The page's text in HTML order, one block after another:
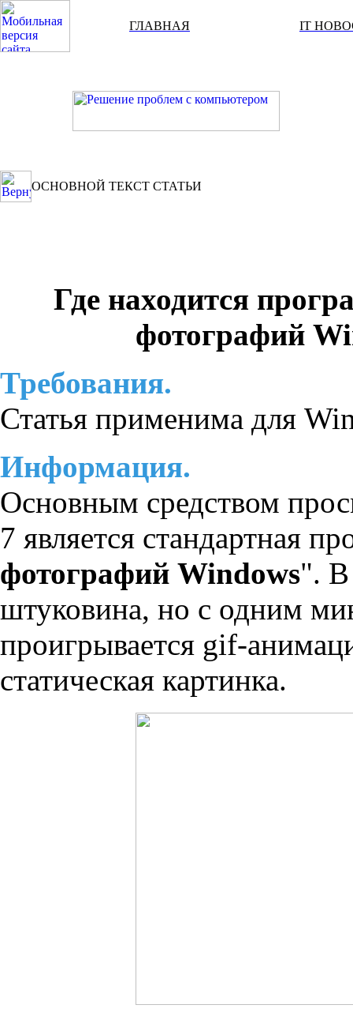
ГЛАВНАЯ IT
ОСНОВНОЙ ТЕКСТ СТАТЬИ
Где находится
фотографий
Требования.
Статья применима для
Информация.
Основным средством
7 является стандартная
фотографий Windows". В
штуковина, но с одним
проигрывается gif-
статическая картинка.